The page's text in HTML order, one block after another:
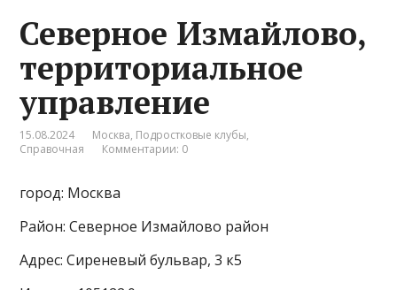
Северное Измайлово,
территориальное
управление
15.08.2024 Москва, Подростковые клубы,
Справочная
Комментарии: 0
город: Москва
Район: Северное Измайлово район
Адрес: Сиреневый бульвар, 3 к5